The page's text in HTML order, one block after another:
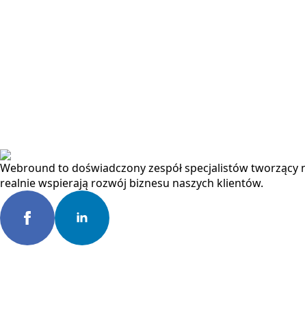
Webround to doświadczony zespół specjalistów
realnie wspierają rozwój biznesu naszych klientów.